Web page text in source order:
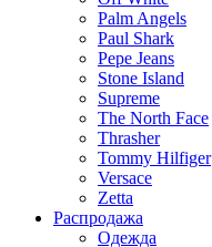
Palm Angels
Paul Shark
Pepe Jeans
Stone Island
Supreme
The North Face
Thrasher
Tommy Hilfiger
Versace
Zetta
Распродажа
Одежда